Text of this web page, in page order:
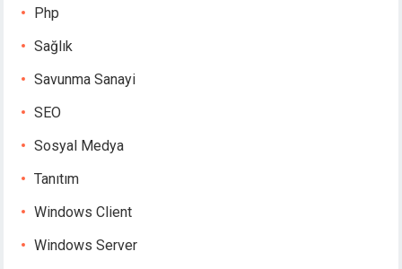
Php
Sağlık
Savunma Sanayi
SEO
Sosyal Medya
Tanıtım
Windows Client
Windows Server